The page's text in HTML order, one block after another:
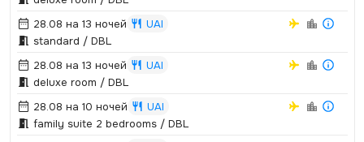
28.08 на 13 ночей
UAI
standard / DBL
28.08 на 13 ночей
UAI
deluxe room / DBL
28.08 на 10 ночей
UAI
family suite 2 bedrooms / DBL